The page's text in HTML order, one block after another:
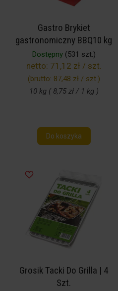
Gastro Brykiet
gastronomiczny BBQ10 kg
Dostępny(531 szt.)
netto: 71,12 zł / szt.
(brutto: 87,48 zł / szt.)
10 kg ( 8,75 zł / 1 kg )
Do koszyka
Grosik Tacki Do Grilla | 4
Szt.